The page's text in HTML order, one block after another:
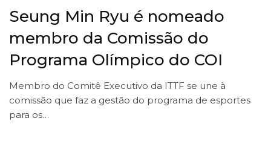
Seung Min Ryu é nomeado
membro da Comissão do
Programa Olímpico do COI
Membro do Comitê Executivo da ITTF se une à
comissão que faz a gestão do programa de esportes
para os…